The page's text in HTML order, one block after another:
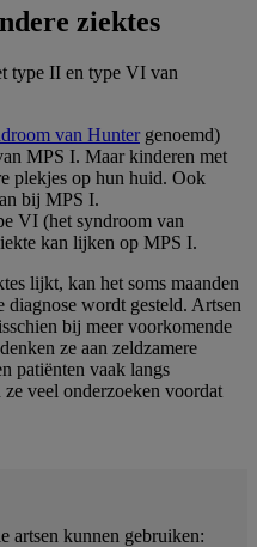
ziektes
type II en type VI van
van Huntergenoemd)
MPS I. Maar kinderen met
plekjes op hun huid. Ook
bij MPS I.
VI (het syndroom van
kan lijken op MPS I.
lijkt, kan het soms maanden
wordt gesteld. Artsen
bij meer voorkomende
ze aan zeldzamere
patiënten vaak langs
veel onderzoeken voordat
artsen kunnen gebruiken: